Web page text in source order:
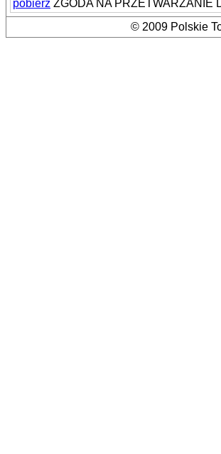
pobierz ZGODA NA PRZETWARZANIE
© 2009 Polskie